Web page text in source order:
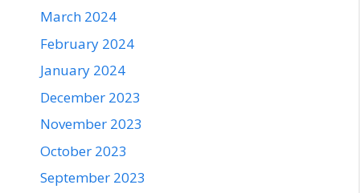
March 2024
February 2024
January 2024
December 2023
November 2023
October 2023
September 2023